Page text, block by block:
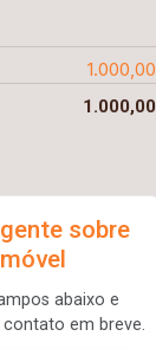
1.000,00
1.000,00
sobre
abaixo e
em breve.